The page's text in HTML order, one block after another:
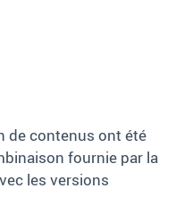
de contenus ont été
fournie par la
les versions